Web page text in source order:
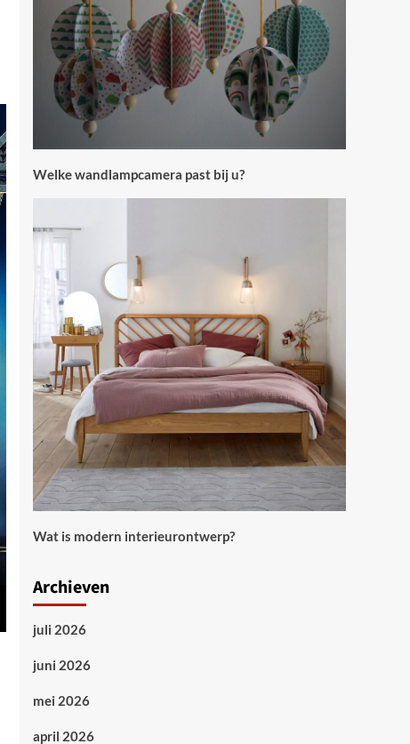
Welke wandlampcamera past bij u?
Wat is modern interieurontwerp?
Archieven
juli 2026
juni 2026
mei 2026
april 2026